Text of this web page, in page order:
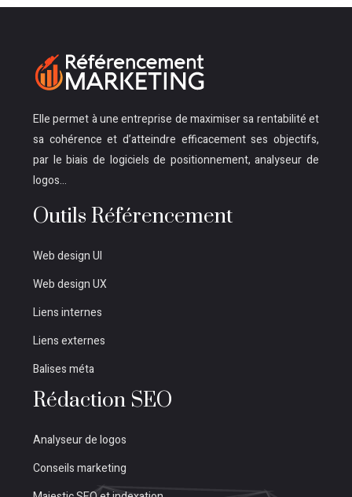
Elle permet à une entreprise de maximiser sa rentabilité et
sa cohérence et d’atteindre efficacement ses objectifs,
par le biais de logiciels de positionnement, analyseur de
logos…
Outils Référencement
Web design UI
Web design UX
Liens internes
Liens externes
Balises méta
Rédaction SEO
Analyseur de logos
Conseils marketing